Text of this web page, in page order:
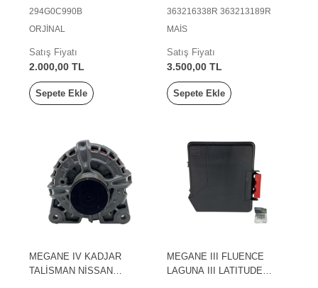
294G0C990B
ORJİNAL
Satış Fiyatı
2.000,00 TL
Sepete Ekle
363216338R 363213189R
MAİS
Satış Fiyatı
3.500,00 TL
Sepete Ekle
MEGANE IV KADJAR
TALİSMAN NİSSAN
MEGANE III FLUENCE
LAGUNA III LATITUDE